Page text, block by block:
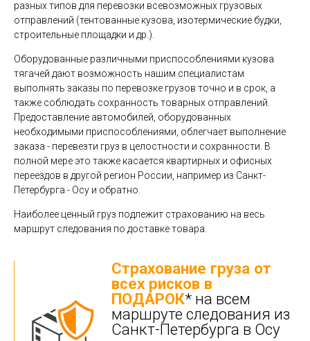
разных типов для перевозки всевозможных грузовых
отправлений (тентованные кузова, изотермические будки,
строительные площадки и др.).
Оборудованные различными приспособлениями кузова
тягачей дают возможность нашим специалистам
выполнять заказы по перевозке грузов точно и в срок, а
также соблюдать сохранность товарных отправлений.
Предоставление автомобилей, оборудованных
необходимыми приспособлениями, облегчает выполнение
заказа - перевезти груз в целостности и сохранности. В
полной мере это также касается квартирных и офисных
переездов в другой регион России, например из Санкт-
Петербурга - Осу и обратно.
Наиболее ценный груз подлежит страхованию на весь
маршрут следования по доставке товара.
Страхование груза от
всех рисков в
ПОДАРОК* на всем
маршруте следования из
Санкт-Петербурга в Осу